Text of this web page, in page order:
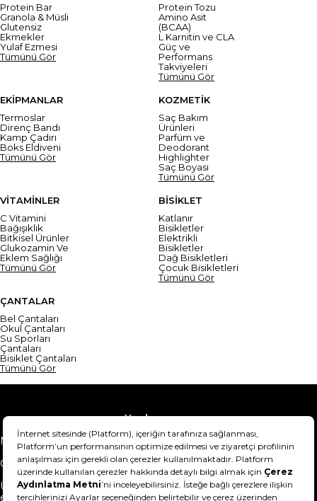
Protein Bar
Granola & Müsli
Glutensiz
Ekmekler
Yulaf Ezmesi
Tümünü Gör
Protein Tozu
Amino Asit
(BCAA)
L Karnitin ve CLA
Güç ve
Performans
Takviyeleri
Tümünü Gör
EKİPMANLAR
Termoslar
Direnç Bandı
Kamp Çadırı
Boks Eldiveni
Tümünü Gör
KOZMETİK
Saç Bakım
Ürünleri
Parfüm ve
Deodorant
Highlighter
Saç Boyası
Tümünü Gör
VİTAMİNLER
C Vitamini
Bağışıklık
Bitkisel Ürünler
Glukozamin Ve
Eklem Sağlığı
Tümünü Gör
BİSİKLET
Katlanır
Bisikletler
Elektrikli
Bisikletler
Dağ Bisikletleri
Çocuk Bisikletleri
Tümünü Gör
ÇANTALAR
Bel Çantaları
Okul Çantaları
Su Sporları
Çantaları
Bisiklet Çantaları
Tümünü Gör
Yardım
Mesafeli Satış Sözleşmesi
Teslimat Bilgisi
Gizlilik Sözleşmesi
Şartlar & Koşullar
Ürünümü nasıl iade
edebilirim?
Hakkımızda